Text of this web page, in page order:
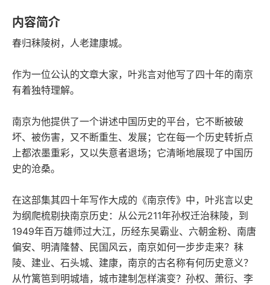
内容简介
春归秣陵树，人老建康城。
作为一位公认的文章大家，叶兆言对他写了四十年的南京
有着独特理解。
南京为他提供了一个讲述中国历史的平台，它不断被破
坏、被伤害，又不断重生、发展；它在每一个历史转折点
上都浓墨重彩，又以失意者退场；它清晰地展现了中国历
史的沧桑。
在这部集其四十年写作大成的《南京传》中，叶兆言以史
为纲爬梳剔抉南京历史：从公元211年孙权迁治秣陵，到
1949年百万雄师过大江，历经东吴霸业、六朝金粉、南唐
偏安、明清隆替、民国风云，南京如何一步步走来？秣
陵、建业、石头城、建康，南京的古名称有何历史意义？
从竹篱笆到明城墙，城市建制怎样演变？孙权、萧衍、李